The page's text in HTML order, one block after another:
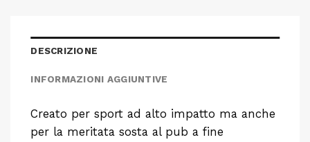
DESCRIZIONE
INFORMAZIONI AGGIUNTIVE
Creato per sport ad alto impatto ma anche
per la meritata sosta al pub a fine